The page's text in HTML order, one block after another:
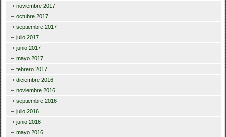
noviembre 2017
octubre 2017
septiembre 2017
julio 2017
junio 2017
mayo 2017
febrero 2017
diciembre 2016
noviembre 2016
septiembre 2016
julio 2016
junio 2016
mayo 2016